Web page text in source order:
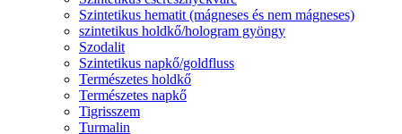
Szintetikus hematit (mágneses és nem mágneses)
szintetikus holdkő/hologram gyöngy
Szodalit
Szintetikus napkő/goldfluss
Természetes holdkő
Természetes napkő
Tigrisszem
Turmalin